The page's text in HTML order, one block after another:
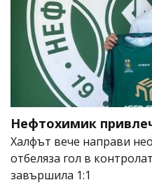
Нефтохимик
Халфът вече направи
отбеляза гол в
завършила 1:1